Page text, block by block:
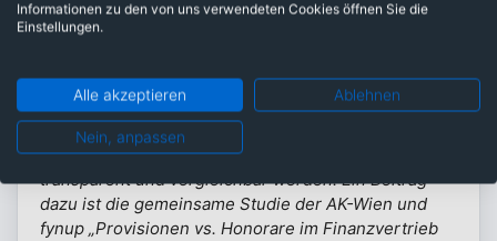
Arbeiterkammer Wien
Als Konsumentenschützer der AK Wien setze ich
mich dafür ein, dass komplexe Finanzprodukte
transparent und vergleichbar werden. Ein Beitrag
dazu ist die gemeinsame Studie der AK-Wien und
fynup „Provisionen vs. Honorare im Finanzvertrieb
Informationen zu den von uns verwendeten Cookies öffnen Sie die
Einstellungen.
Alle akzeptieren Ablehnen
Nein, anpassen